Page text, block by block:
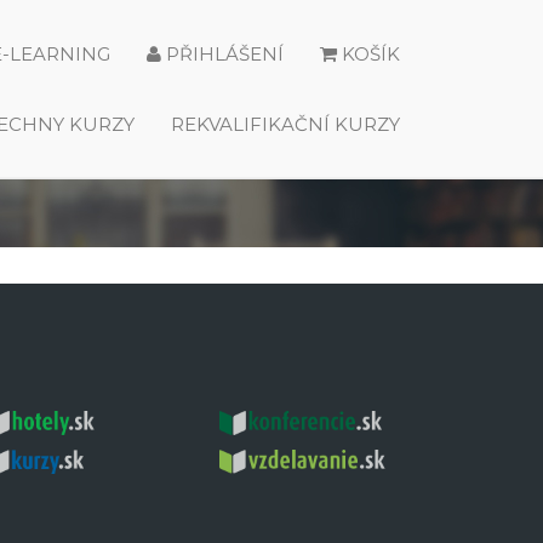
KOŠÍK
PŘIHLÁŠENÍ
LEARNING
REKVALIFIKAČNÍ KURZY
KURZY